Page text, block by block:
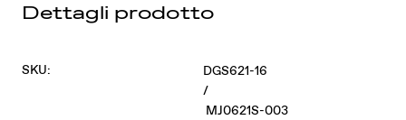
Dettagli prodotto
SKU:
DGS621-16
/
MJ0621S-003